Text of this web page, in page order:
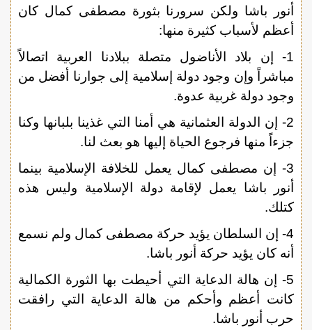
أنور باشا ولكن سرورنا بثورة مصطفى كمال كان
أعظم لأسباب كثيرة منها:
1- إن بلاد الأناضول متصلة ببلادنا العربية اتصالاً
مباشراً وإن وجود دولة إسلامية إلى جوارنا أفضل من
وجود دولة غربية عدوة.
2- إن الدولة العثمانية هي أمنا التي غذينا بلبانها وكنا
جزءاً منها فرجوع الحياة إليها هو بعث لنا.
3- إن مصطفى كمال يعمل للخلافة الإسلامية بينما
أنور باشا يعمل لإقامة دولة الإسلامية وليس هذه
كتلك.
4- إن السلطان يؤيد حركة مصطفى كمال ولم نسمع
أنه كان يؤيد حركة أنور باشا.
5- إن هالة الدعاية التي أحيطت بها الثورة الكمالية
كانت أعظم وأحكم من هالة الدعاية التي رافقت
حرب أنور باشا.